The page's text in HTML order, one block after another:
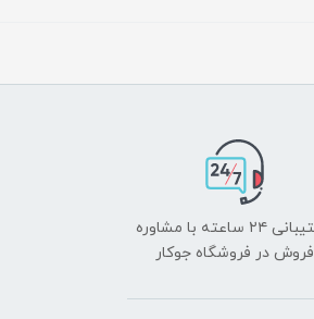
پشتیبانی ۲۴ ساعته با مشاوره
فروش در فروشگاه جوکار